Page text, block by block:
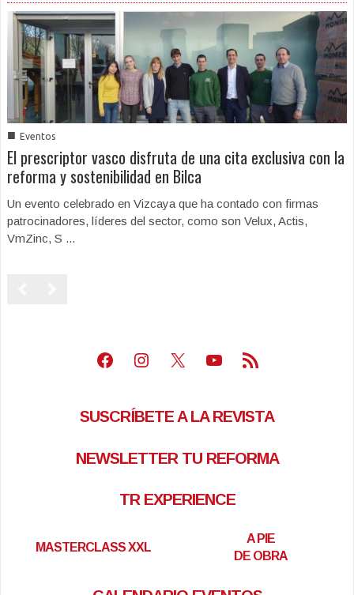
■ Eventos
El prescriptor vasco disfruta de una cita exclusiva con la
reforma y sostenibilidad en Bilca
Un evento celebrado en Vizcaya que ha contado con firmas
patrocinadores, líderes del sector, como son Velux, Actis,
VmZinc, S ...
Facebook
Instagram
X Youtube
Feed RSS
SUSCRÍBETE A LA REVISTA
NEWSLETTER TU REFORMA
TR EXPERIENCE
MASTERCLASS XXL
A PIE
DE OBRA